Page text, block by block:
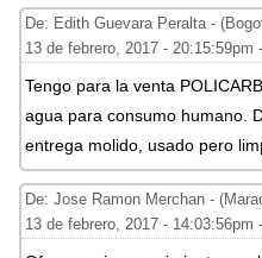
De: Edith Guevara Peralta -
13 de febrero, 2017 -
Tengo para la venta
agua para consumo humano.
entrega molido, usado pero
De: Jose Ramon Merchan -
13 de febrero, 2017 -